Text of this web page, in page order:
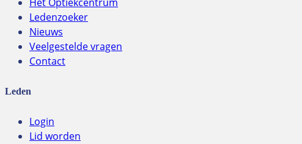
Ledenzoeker
Nieuws
Veelgestelde vragen
Contact
Leden
Login
Lid worden